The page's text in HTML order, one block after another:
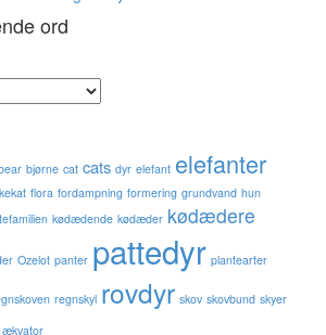
ord
bjørne cat cats dyr elefant elefanter
flora fordampning formering grundvand hun
kødædende kødæder kødædere
Ozelot panter pattedyr plantearter
regnskyl rovdyr skov skovbund skyer
ækvator